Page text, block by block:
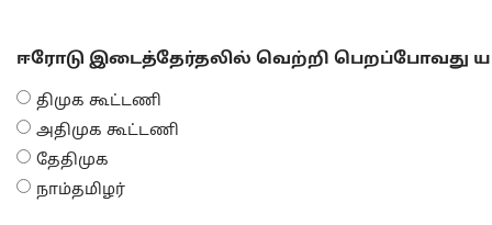
ஈரோடு இடைத்தேர்தலில் வெற்றி பெறப்போவது
திமுக கூட்டணி
அதிமுக கூட்டணி
தேதிமுக
நாம்தமிழர்